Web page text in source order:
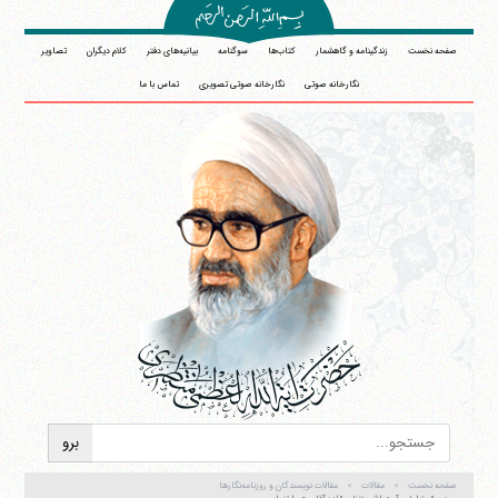
صفحه نخست زندگینامه و گاهشمار کتاب‌ها سوگنامه بیانیه‌های دفتر کلام دیگران تصاویر
نگارخانه صوتی نگارخانه صوتی تصویری تماس با ما
صفحه نخست مقالات
مقالات نویسندگان و روزنامه‌نگارها